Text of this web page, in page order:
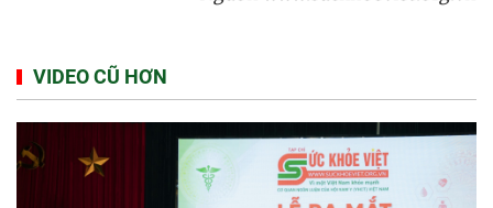
VIDEO CŨ HƠN